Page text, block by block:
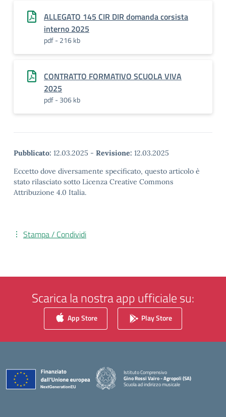
ALLEGATO 145 CIR DIR domanda corsista
interno 2025
pdf - 216 kb
CONTRATTO FORMATIVO SCUOLA VIVA
2025
pdf - 306 kb
Pubblicato: 12.03.2025 - Revisione: 12.03.2025
Eccetto dove diversamente specificato, questo articolo è
stato rilasciato sotto Licenza Creative Commons
Attribuzione 4.0 Italia.
Stampa / Condividi
Scarica la nostra app ufficiale su:
App Store Play Store
Istituto Comprensivo
Gino Rossi Vairo - Agropoli (SA)
Scuola ad indirizzo musicale